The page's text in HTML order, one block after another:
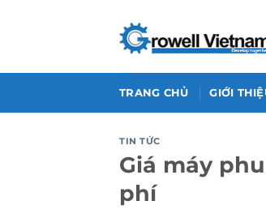
TRANG CHỦ GIỚI
TIN TỨC
Giá máy
phí